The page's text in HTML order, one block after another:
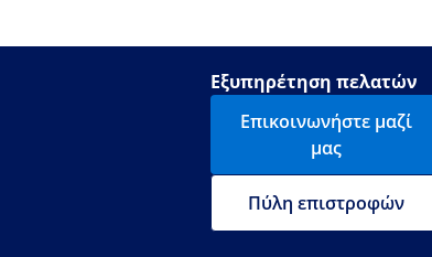
Εξυπηρέτηση πελατών
Επικοινωνήστε μαζί
μας
Πύλη επιστροφών